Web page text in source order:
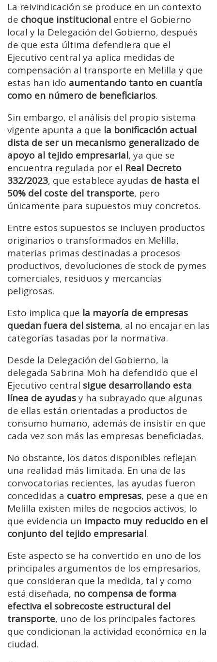
La reivindicación se produce en un contexto
de choque institucional entre el Gobierno
local y la Delegación del Gobierno, después
de que esta última defendiera que el
Ejecutivo central ya aplica medidas de
compensación al transporte en Melilla y que
estas han ido aumentando tanto en cuantía
como en número de beneficiarios.
Sin embargo, el análisis del propio sistema
vigente apunta a que la bonificación actual
dista de ser un mecanismo generalizado de
apoyo al tejido empresarial, ya que se
encuentra regulada por el Real Decreto
332/2023, que establece ayudas de hasta el
50% del coste del transporte, pero
únicamente para supuestos muy concretos.
Entre estos supuestos se incluyen productos
originarios o transformados en Melilla,
materias primas destinadas a procesos
productivos, devoluciones de stock de pymes
comerciales, residuos y mercancías
peligrosas.
Esto implica que la mayoría de empresas
quedan fuera del sistema, al no encajar en las
categorías tasadas por la normativa.
Desde la Delegación del Gobierno, la
delegada Sabrina Moh ha defendido que el
Ejecutivo central sigue desarrollando esta
línea de ayudasy ha subrayado que algunas
de ellas están orientadas a productos de
consumo humano, además de insistir en que
cada vez son más las empresas beneficiadas.
No obstante, los datos disponibles reflejan
una realidad más limitada. En una de las
convocatorias recientes, las ayudas fueron
concedidas a cuatro empresas, pese a que en
Melilla existen miles de negocios activos, lo
que evidencia un impacto muy reducido en el
conjunto del tejido empresarial.
Este aspecto se ha convertido en uno de los
principales argumentos de los empresarios,
que consideran que la medida, tal y como
está diseñada, no compensa de forma
efectiva el sobrecoste estructural del
transporte, uno de los principales factores
que condicionan la actividad económica en la
ciudad.